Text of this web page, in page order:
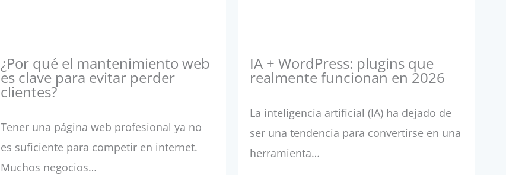
¿Por qué el mantenimiento web
es clave para evitar perder
clientes?
Tener una página web profesional ya no
es suficiente para competir en internet.
Muchos negocios…
IA + WordPress: plugins que
realmente funcionan en 2026
La inteligencia artificial (IA) ha dejado de
ser una tendencia para convertirse en una
herramienta…